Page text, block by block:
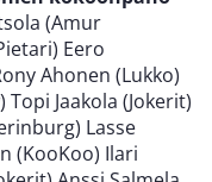
(Amur
Eero
Ahonen (Lukko)
Jaakola (Jokerit)
Lasse
(KooKoo) Ilari